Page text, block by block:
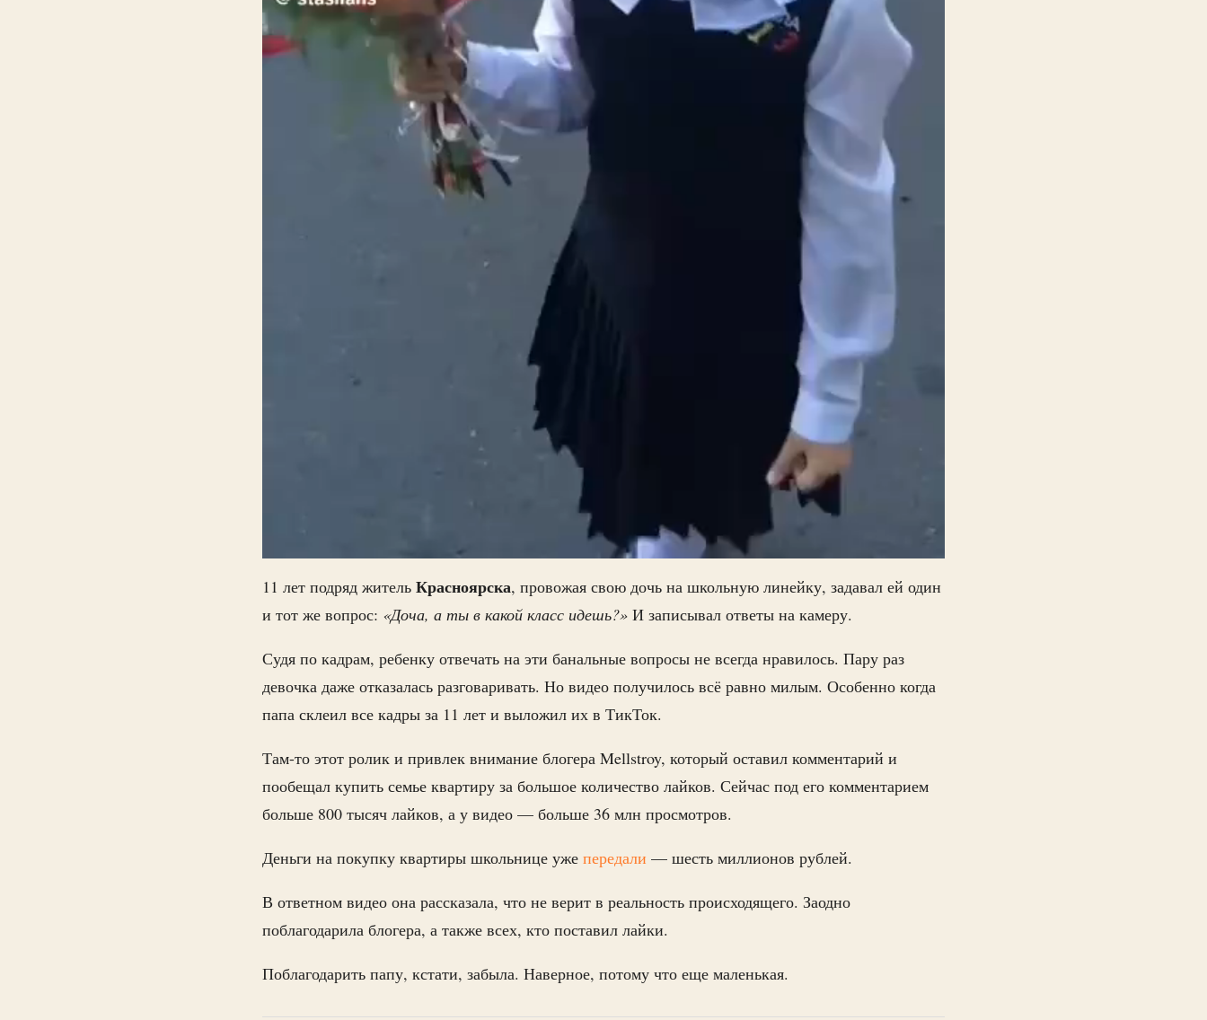
11 лет подряд житель Красноярска, провожая свою дочь на школьную линейку, задавал ей один
и тот же вопрос: «Доча, а ты в какой класс идешь?» И записывал ответы на камеру.
Судя по кадрам, ребенку отвечать на эти банальные вопросы не всегда нравилось. Пару раз
девочка даже отказалась разговаривать. Но видео получилось всё равно милым. Особенно когда
папа склеил все кадры за 11 лет и выложил их в ТикТок.
Там-то этот ролик и привлек внимание блогера Mellstroy, который оставил комментарий и
пообещал купить семье квартиру за большое количество лайков. Сейчас под его комментарием
больше 800 тысяч лайков, а у видео — больше 36 млн просмотров.
Деньги на покупку квартиры школьнице уже передали — шесть миллионов рублей.
В ответном видео она рассказала, что не верит в реальность происходящего. Заодно
поблагодарила блогера, а также всех, кто поставил лайки.
Поблагодарить папу, кстати, забыла. Наверное, потому что еще маленькая.